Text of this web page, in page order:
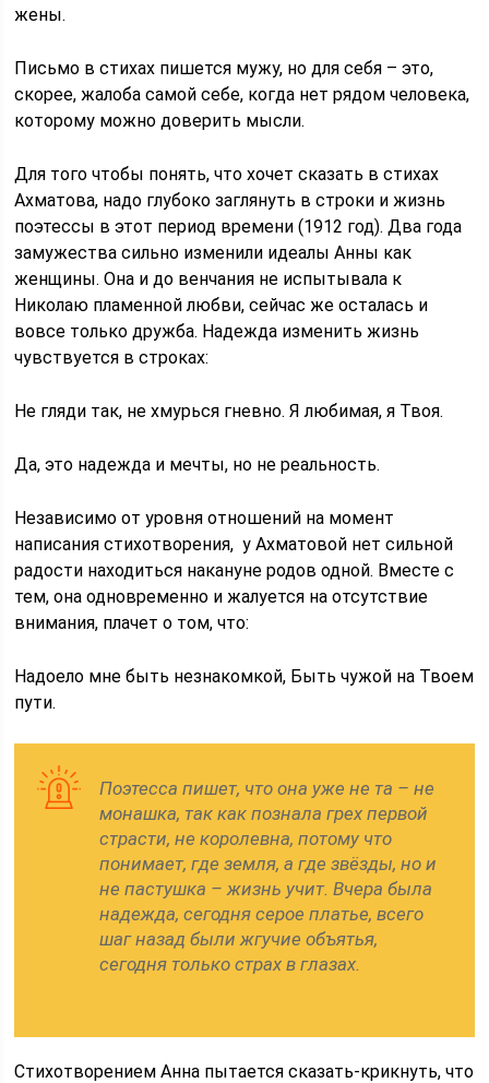
жены.
Письмо в стихах пишется мужу, но для себя – это,
скорее, жалоба самой себе, когда нет рядом человека,
которому можно доверить мысли.
Для того чтобы понять, что хочет сказать в стихах
Ахматова, надо глубоко заглянуть в строки и жизнь
поэтессы в этот период времени (1912 год). Два года
замужества сильно изменили идеалы Анны как
женщины. Она и до венчания не испытывала к
Николаю пламенной любви, сейчас же осталась и
вовсе только дружба. Надежда изменить жизнь
чувствуется в строках:
Не гляди так, не хмурься гневно. Я любимая, я Твоя.
Да, это надежда и мечты, но не реальность.
Независимо от уровня отношений на момент
написания стихотворения, у Ахматовой нет сильной
радости находиться накануне родов одной. Вместе с
тем, она одновременно и жалуется на отсутствие
внимания, плачет о том, что:
Надоело мне быть незнакомкой, Быть чужой на Твоем
пути.
Поэтесса пишет, что она уже не та – не
монашка, так как познала грех первой
страсти, не королевна, потому что
понимает, где земля, а где звёзды, но и
не пастушка – жизнь учит. Вчера была
надежда, сегодня серое платье, всего
шаг назад были жгучие объятья,
сегодня только страх в глазах.
Стихотворением Анна пытается сказать-крикнуть, что